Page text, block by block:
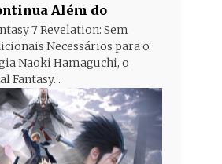
Além do
7 Revelation: Sem
Necessários para o
Naoki Hamaguchi, o
Fantasy...